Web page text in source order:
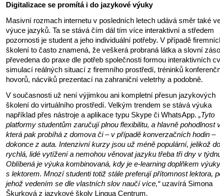
Digitalizace se promítá i do jazykové výuky
Masivní rozmach internetu v posledních letech udává směr také
výuce jazyků. Ta se stává čím dál tím více interaktivní a středem
pozornosti je student a jeho individuální potřeby. V případě
školení to často znamená, že veškerá probraná látka a slovní
převedena do praxe dle potřeb společnosti formou interaktivních
simulací reálných situací z firemního prostředí, tréninků
hovorů, nácviků prezentací na zahraniční veletrhy a podobně.
V současnosti už není výjimkou ani kompletní přesun jazykových
školení do virtuálního prostředí. Velkým trendem se stává výuka
například přes nástroje a aplikace typu Skype či WhatsApp. „Tyto
platformy studentům zaručují plnou flexibilitu, a hlavně pohodlnost
která pak probíhá z domova či – v případě konverzačních hodin –
dokonce z auta. Intenzivní kurzy jsou už méně populární, jelikož
rychlá, lidé vytížení a nemohou věnovat jazyku třeba tři dny v
Oblíbená je výuka kombinovaná, kdy je e-learning doplňkem výuky
s lektorem. Mnozí studenti totiž stále preferují přítomnost lektora,
jehož vedením se dle vlastních slov naučí více,“ uzavírá Simona
Škurková z jazykové školy Lingua Centrum.